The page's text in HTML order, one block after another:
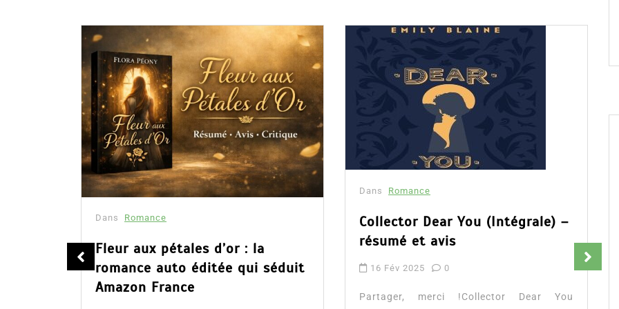
Dans Romance
Fleur aux pétales d’or : la
romance auto éditée qui séduit
Amazon France
Dans Romance
Collector Dear You (Intégrale) –
résumé et avis
16 Fév 2025 0
Partager, merci !Collector Dear You